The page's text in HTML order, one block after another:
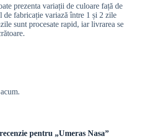
prezenta variații de culoare față de
de fabricație variază între 1 și 2 zile
sunt procesate rapid, iar livrarea se
pentru „Umeras Nasa”